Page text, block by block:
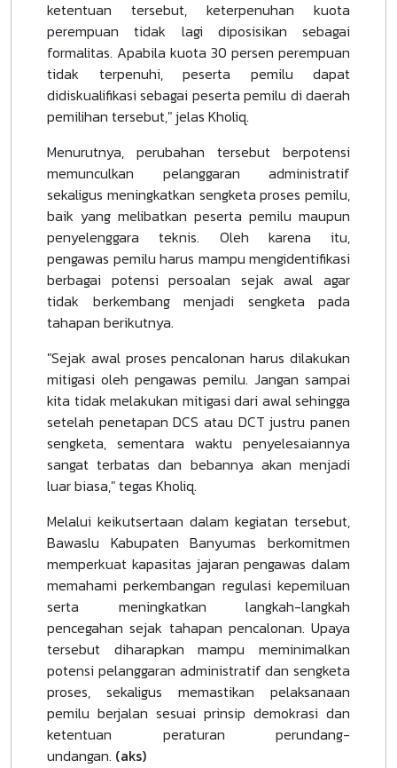
ketentuan tersebut, keterpenuhan kuota
perempuan tidak lagi diposisikan sebagai
formalitas. Apabila kuota 30 persen perempuan
tidak terpenuhi, peserta pemilu dapat
didiskualifikasi sebagai peserta pemilu di daerah
pemilihan tersebut," jelas Kholiq.
Menurutnya, perubahan tersebut berpotensi
memunculkan pelanggaran administratif
sekaligus meningkatkan sengketa proses pemilu,
baik yang melibatkan peserta pemilu maupun
penyelenggara teknis. Oleh karena itu,
pengawas pemilu harus mampu mengidentifikasi
berbagai potensi persoalan sejak awal agar
tidak berkembang menjadi sengketa pada
tahapan berikutnya.
"Sejak awal proses pencalonan harus dilakukan
mitigasi oleh pengawas pemilu. Jangan sampai
kita tidak melakukan mitigasi dari awal sehingga
setelah penetapan DCS atau DCT justru panen
sengketa, sementara waktu penyelesaiannya
sangat terbatas dan bebannya akan menjadi
luar biasa," tegas Kholiq.
Melalui keikutsertaan dalam kegiatan tersebut,
Bawaslu Kabupaten Banyumas berkomitmen
memperkuat kapasitas jajaran pengawas dalam
memahami perkembangan regulasi kepemiluan
serta meningkatkan langkah-langkah
pencegahan sejak tahapan pencalonan. Upaya
tersebut diharapkan mampu meminimalkan
potensi pelanggaran administratif dan sengketa
proses, sekaligus memastikan pelaksanaan
pemilu berjalan sesuai prinsip demokrasi dan
ketentuan peraturan perundang-
undangan. (aks)